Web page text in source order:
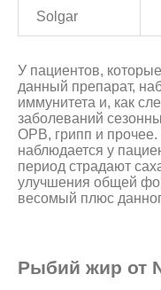
Solgar
У пациентов,
данный препарат,
иммунитета и, как
заболеваний
ОРВ, грипп и
наблюдается у
период страдают
улучшения общей
весомый плюс
Рыбий жир от